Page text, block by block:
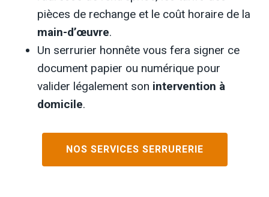
pièces de rechange et le coût horaire de la
main-d’œuvre.
Un serrurier honnête vous fera signer ce
document papier ou numérique pour
valider légalement son intervention à
domicile.
NOS SERVICES SERRURERIE